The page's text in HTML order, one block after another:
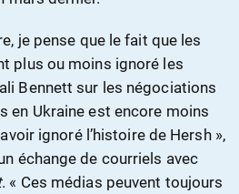
je pense que le fait que les
plus ou moins ignoré les
Bennett sur les négociations
en Ukraine est encore moins
ignoré l’histoire de Hersh »,
échange de courriels avec
. « Ces médias peuvent toujours